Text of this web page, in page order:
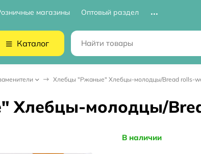
магазины Оптовый раздел
Каталог
Хлебцы "Ржаные" Хлебцы-молодцы/Bread rolls-
Хлебцы-молодцы/
В наличии